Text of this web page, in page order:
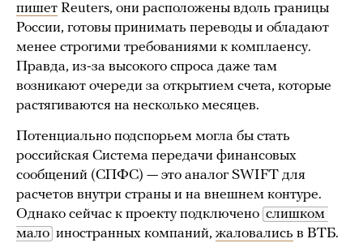
пишет Reuters, они расположены вдоль границы
России, готовы принимать переводы и обладают
менее строгими требованиями к комплаенсу.
Правда, из-за высокого спроса даже там
возникают очереди за открытием счета, которые
растягиваются на несколько месяцев.
Потенциально подспорьем могла бы стать
российская Система передачи финансовых
сообщений (СПФС) — это аналог SWIFT для
расчетов внутри страны и на внешнем контуре.
Однако сейчас к проекту подключено слишком
мало иностранных компаний, жаловались в ВТБ.